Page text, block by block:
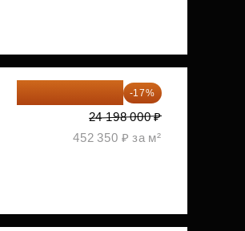
-17%
24 198 000 ₽
452 350 ₽ за м²